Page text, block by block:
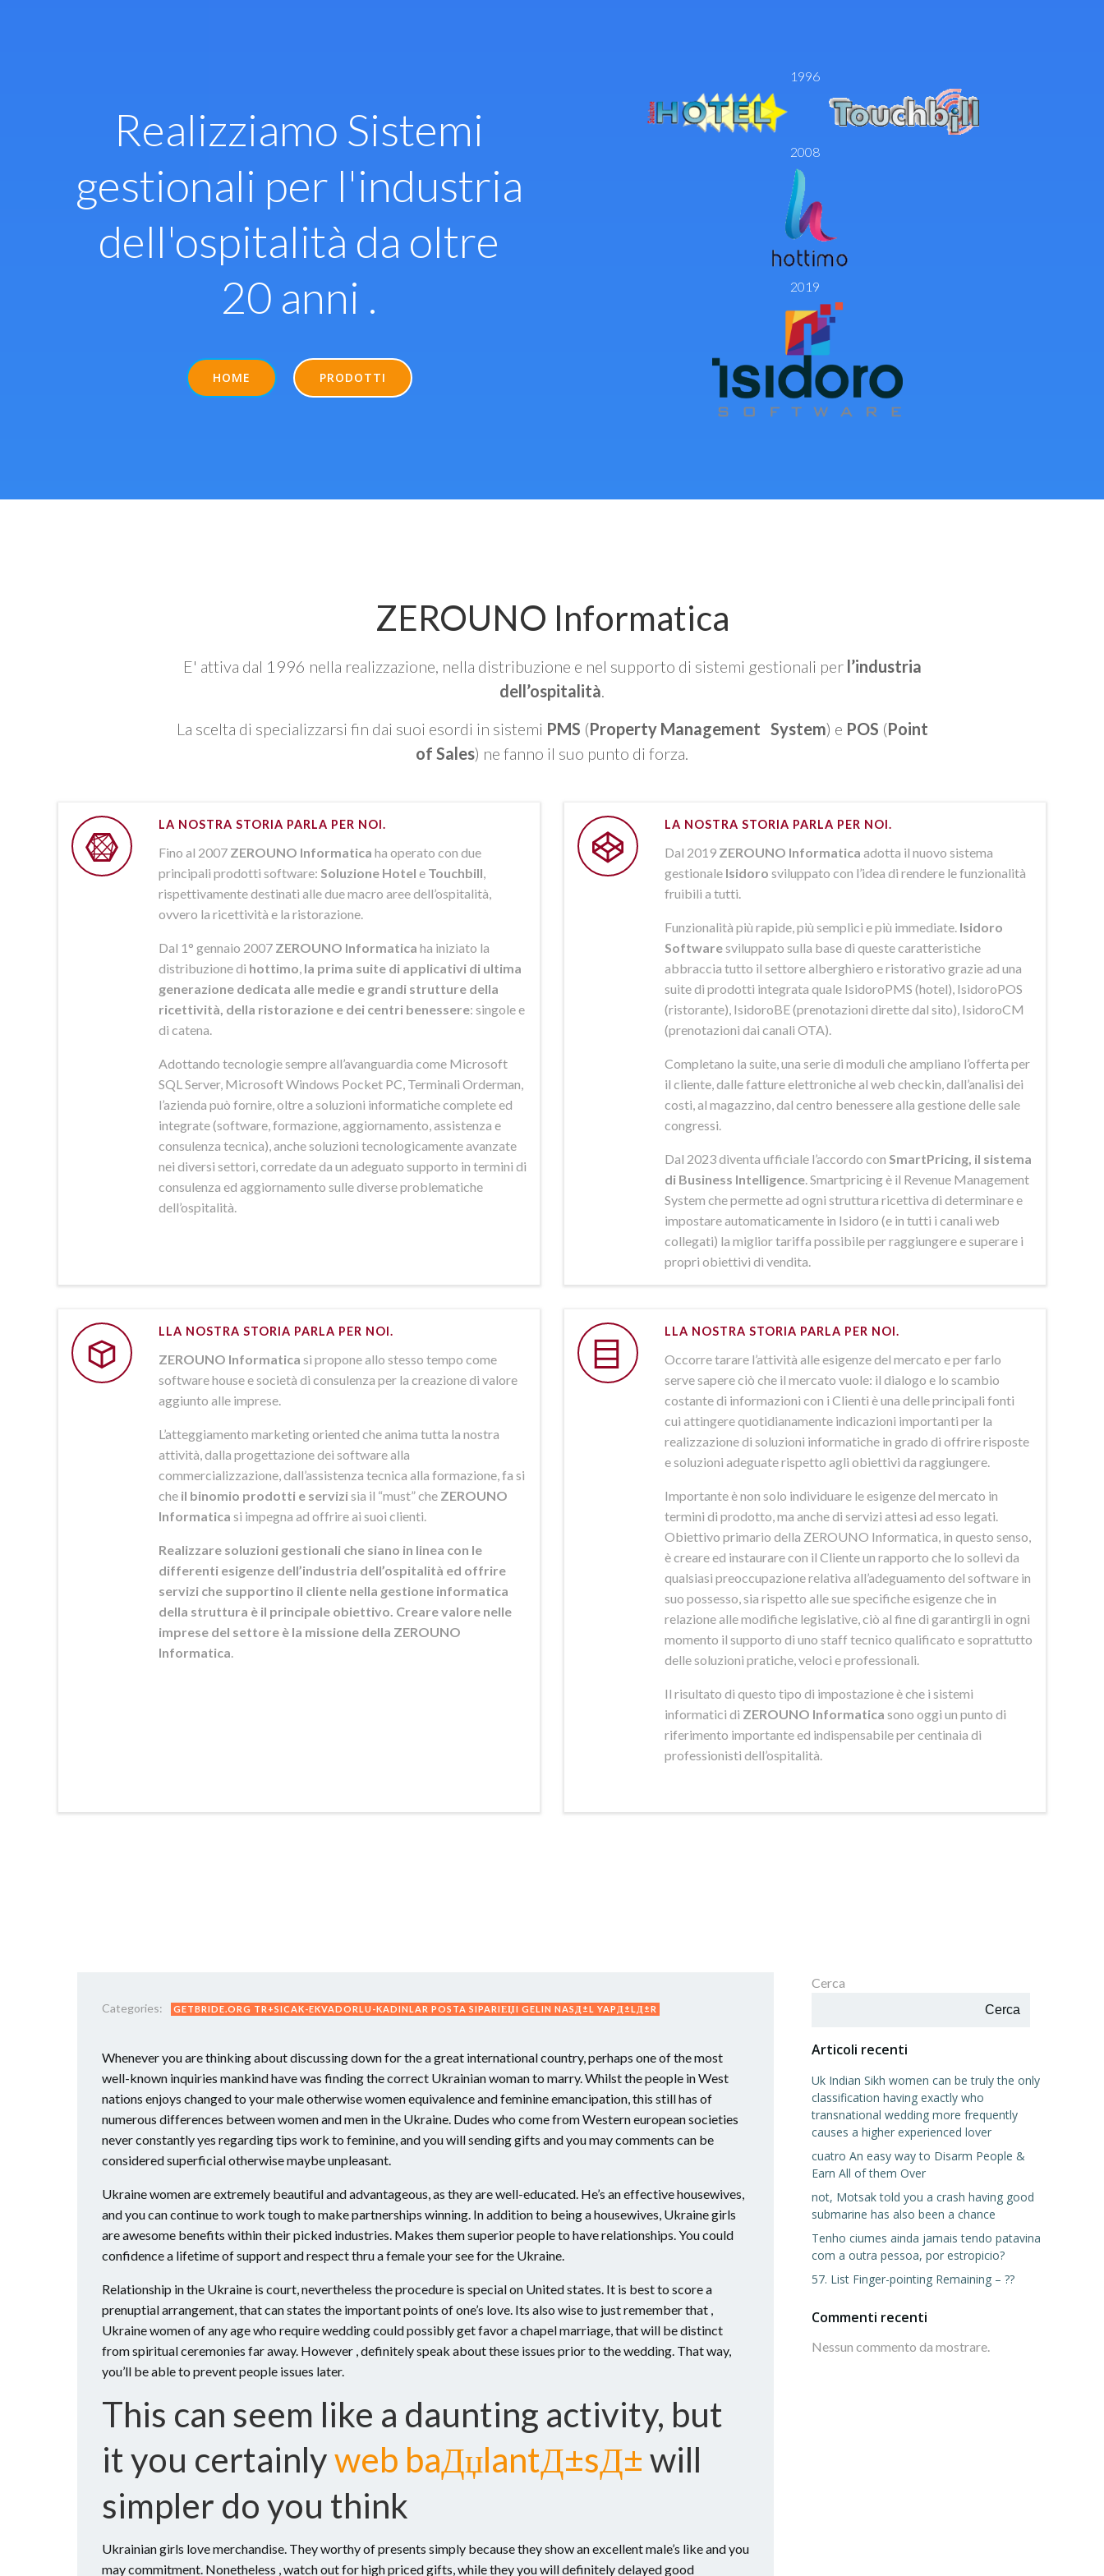
Realizziamo Sistemi
gestionali per l'industria
dell'ospitalità da oltre
20 anni .
HOME PRODOTTI
1996
2008
2019
ZEROUNO Informatica
E' attiva dal 1996 nella realizzazione, nella distribuzione e nel supporto di sistemi gestionali per l’industria
dell’ospitalità
La scelta di specializzarsi fin dai suoi esordi in sistemi PMS (Property Management System) e POS (Point
of Sales) ne fanno il suo punto di forza.
LA NOSTRA STORIA PARLA PER NOI.
Fino al 2007 ZEROUNO Informatica ha operato con due
principali prodotti software: Soluzione Hotel e Touchbill
rispettivamente destinati alle due macro aree dell’ospitalità,
ovvero la ricettività e la ristorazione.
Dal 1° gennaio 2007 ZEROUNO Informatica ha iniziato la
distribuzione di hottimo la prima suite di applicativi di ultima
generazione dedicata alle medie e grandi strutture della
ricettività, della ristorazione e dei centri benessere: singole e
di catena.
Adottando tecnologie sempre all’avanguardia come Microsoft
SQL Server, Microsoft Windows Pocket PC, Terminali Orderman,
l’azienda può fornire, oltre a soluzioni informatiche complete ed
integrate (software, formazione, aggiornamento, assistenza e
consulenza tecnica), anche soluzioni tecnologicamente avanzate
nei diversi settori, corredate da un adeguato supporto in termini di
consulenza ed aggiornamento sulle diverse problematiche
dell’ospitalità.
LA NOSTRA STORIA PARLA PER NOI.
Dal 2019 ZEROUNO Informatica adotta il nuovo sistema
gestionale Isidoro sviluppato con l’idea di rendere le funzionalità
fruibili a tutti.
Funzionalità più rapide, più semplici e più immediate. Isidoro
Softwaresviluppato sulla base di queste caratteristiche
abbraccia tutto il settore alberghiero e ristorativo grazie ad una
suite di prodotti integrata quale IsidoroPMS (hotel), IsidoroPOS
(ristorante), IsidoroBE (prenotazioni dirette dal sito), IsidoroCM
(prenotazioni dai canali OTA).
Completano la suite, una serie di moduli che ampliano l’offerta per
il cliente, dalle fatture elettroniche al web checkin, dall’analisi dei
costi, al magazzino, dal centro benessere alla gestione delle sale
congressi.
Dal 2023 diventa ufficiale l’accordo con SmartPricing, il sistema
di Business Intelligence . Smartpricing è il Revenue Management
System che permette ad ogni struttura ricettiva di determinare e
impostare automaticamente in Isidoro (e in tutti i canali web
collegati) la miglior tariffa possibile per raggiungere e superare i
propri obiettivi di vendita.
LLA NOSTRA STORIA PARLA PER NOI.
ZEROUNO Informatica si propone allo stesso tempo come
software house e società di consulenza per la creazione di valore
aggiunto alle imprese.
L’atteggiamento marketing oriented che anima tutta la nostra
attività, dalla progettazione dei software alla
commercializzazione, dall’assistenza tecnica alla formazione, fa si
che il binomio prodotti e servizisia il “must” che ZEROUNO
Informatica si impegna ad offrire ai suoi clienti.
Realizzare soluzioni gestionali che siano in linea con le
differenti esigenze dell’industria dell’ospitalità ed offrire
servizi che supportino il cliente nella gestione informatica
della struttura è il principale obiettivo. Creare valore nelle
imprese del settore è la missione della ZEROUNO
Informatica
LLA NOSTRA STORIA PARLA PER NOI.
Occorre tarare l’attività alle esigenze del mercato e per farlo
serve sapere ciò che il mercato vuole: il dialogo e lo scambio
costante di informazioni con i Clienti è una delle principali fonti
cui attingere quotidianamente indicazioni importanti per la
realizzazione di soluzioni informatiche in grado di offrire risposte
e soluzioni adeguate rispetto agli obiettivi da raggiungere.
Importante è non solo individuare le esigenze del mercato in
termini di prodotto, ma anche di servizi attesi ad esso legati.
Obiettivo primario della ZEROUNO Informatica, in questo senso,
è creare ed instaurare con il Cliente un rapporto che lo sollevi da
qualsiasi preoccupazione relativa all’adeguamento del software in
suo possesso, sia rispetto alle sue specifiche esigenze che in
relazione alle modifiche legislative, ciò al fine di garantirgli in ogni
momento il supporto di uno staff tecnico qualificato e soprattutto
delle soluzioni pratiche, veloci e professionali.
Il risultato di questo tipo di impostazione è che i sistemi
informatici di ZEROUNO Informatica sono oggi un punto di
riferimento importante ed indispensabile per centinaia di
professionisti dell’ospitalità.
Categories: GETBRIDE.ORG TR+SICAK-EKVADORLU-KADINLAR POSTA SIPARIЕЏI GELIN NASД±L YAPД±LД±R
Whenever you are thinking about discussing down for the a great international country, perhaps one of the most
well-known inquiries mankind have was finding the correct Ukrainian woman to marry. Whilst the people in West
nations enjoys changed to your male otherwise women equivalence and feminine emancipation, this still has of
numerous differences between women and men in the Ukraine. Dudes who come from Western european societies
never constantly yes regarding tips work to feminine, and you will sending gifts and you may comments can be
considered superficial otherwise maybe unpleasant.
Ukraine women are extremely beautiful and advantageous, as they are well-educated. He’s an effective housewives,
and you can continue to work tough to make partnerships winning. In addition to being a housewives, Ukraine girls
are awesome benefits within their picked industries. Makes them superior people to have relationships. You could
confidence a lifetime of support and respect thru a female your see for the Ukraine.
Relationship in the Ukraine is court, nevertheless the procedure is special on United states. It is best to score a
prenuptial arrangement, that can states the important points of one’s love. Its also wise to just remember that ,
Ukraine women of any age who require wedding could possibly get favor a chapel marriage, that will be distinct
from spiritual ceremonies far away. However , definitely speak about these issues prior to the wedding. That way,
you’ll be able to prevent people issues later.
This can seem like a daunting activity, but
it you certainlyweb baДџlantД±sД± will
simpler do you think
Ukrainian girls love merchandise. They worthy of presents simply because they show an excellent male’s like and you
may commitment. Nonetheless , watch out for high priced gifts, while they you will definitely delayed good
Cerca
Cerca
Articoli recenti
Uk Indian Sikh women can be truly the only
classification having exactly who
transnational wedding more frequently
causes a higher experienced lover
cuatro An easy way to Disarm People &
Earn All of them Over
not, Motsak told you a crash having good
submarine has also been a chance
Tenho ciumes ainda jamais tendo patavina
com a outra pessoa, por estropicio?
57. List Finger-pointing Remaining – ??
Commenti recenti
Nessun commento da mostrare.